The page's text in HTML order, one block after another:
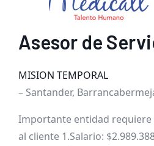
Asesor de
MISION TEMPORAL
– Santander,
Importante entidad requiere
al cliente 1.Salario: